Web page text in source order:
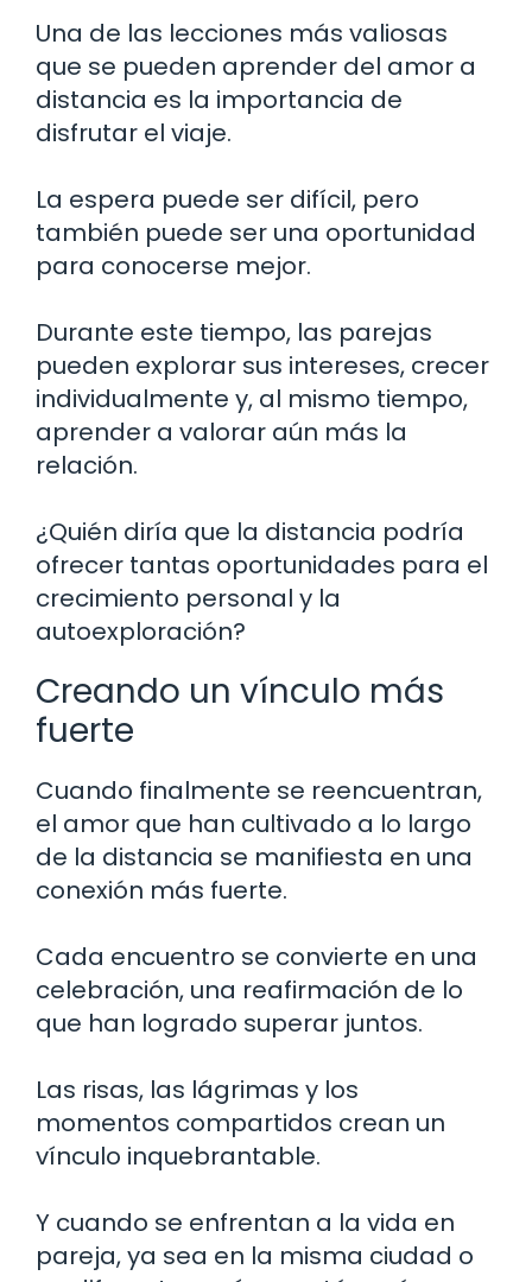
Una de las lecciones más valiosas
que se pueden aprender del amor a
distancia es la importancia de
disfrutar el viaje.
La espera puede ser difícil, pero
también puede ser una oportunidad
para conocerse mejor.
Durante este tiempo, las parejas
pueden explorar sus intereses, crecer
individualmente y, al mismo tiempo,
aprender a valorar aún más la
relación.
¿Quién diría que la distancia podría
ofrecer tantas oportunidades para el
crecimiento personal y la
autoexploración?
Creando un vínculo más
fuerte
Cuando finalmente se reencuentran,
el amor que han cultivado a lo largo
de la distancia se manifiesta en una
conexión más fuerte.
Cada encuentro se convierte en una
celebración, una reafirmación de lo
que han logrado superar juntos.
Las risas, las lágrimas y los
momentos compartidos crean un
vínculo inquebrantable.
Y cuando se enfrentan a la vida en
pareja, ya sea en la misma ciudad o